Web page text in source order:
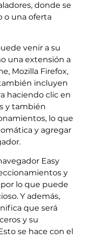
donde se
o una oferta
venir a su
una extensión a
Mozilla Firefox,
incluyen
haciendo clic en
y también
lo que
y agregar
Easy
y
lo que puede
Y además,
que será
y su
se hace con el